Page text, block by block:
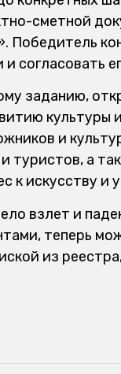
сметной
Победитель
согласовать
заданию,
культуры
и
туристов, а
к искусству и
взлет и
теперь
из